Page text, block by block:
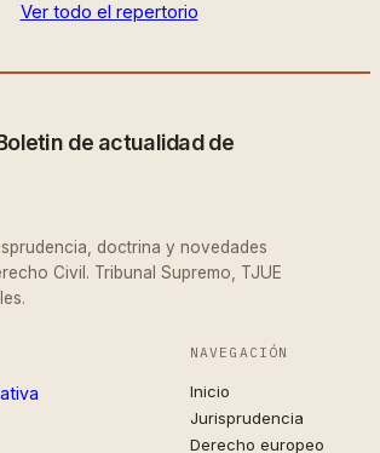
Ver todo el repertorio
de actualidad de
doctrina y novedades
Civil. Tribunal Supremo, TJUE
NAVEGACIÓN
Inicio
Jurisprudencia
Derecho europeo